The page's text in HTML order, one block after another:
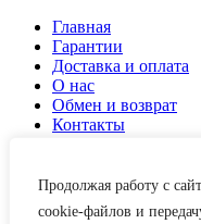
Продолжая работу с
cookie-файлов и
Главная
Гарантии
Доставка и оплата
О нас
Обмен и возврат
Контакты
Закрыть
Закрыть